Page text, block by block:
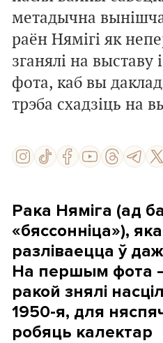
метадычна
раён Нямігі як
зганялі на выставу
фота, каб вы
трэба схадзіць на
Рака Няміга (ад
«бяссонніца»),
разліваецца ў
На першым фота
ракой знялі
1950-я, для
робяць калектар